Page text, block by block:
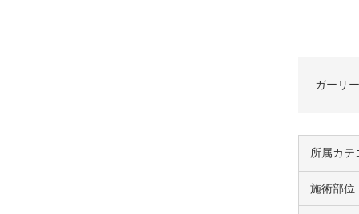
ガーリ
所属カテ
施術部位